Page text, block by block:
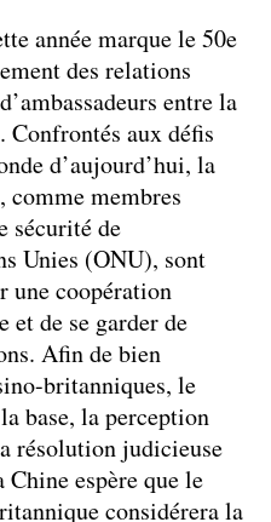
année marque le 50e
des relations
entre la
Confrontés aux défis
d’aujourd’hui, la
comme membres
sécurité de
Unies (ONU), sont
une coopération
et de se garder de
Afin de bien
britanniques, le
base, la perception
résolution judicieuse
espère que le
considérera la